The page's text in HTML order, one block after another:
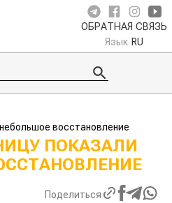
ОБРАТНАЯ СВЯЗЬ
Язык RU
восстановление
ПОКАЗАЛИ
Поделиться